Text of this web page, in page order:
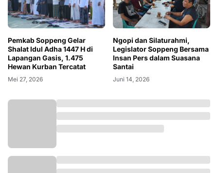
Pemkab Soppeng Gelar
Shalat Idul Adha 1447 H di
Lapangan Gasis, 1.475
Hewan Kurban Tercatat
Mei 27, 2026
Ngopi dan Silaturahmi,
Legislator Soppeng Bersama
Insan Pers dalam Suasana
Santai
Juni 14, 2026